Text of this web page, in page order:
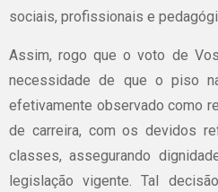
sociais, profissionais e
Assim, rogo que o voto de
necessidade de que o piso
efetivamente observado como
de carreira, com os devidos
classes, assegurando
legislação vigente. Tal